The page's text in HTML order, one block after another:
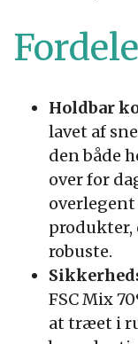
Fordele
Holdbar
lavet af
den både
over for
produkter,
robuste.
FSC Mix
at træet i